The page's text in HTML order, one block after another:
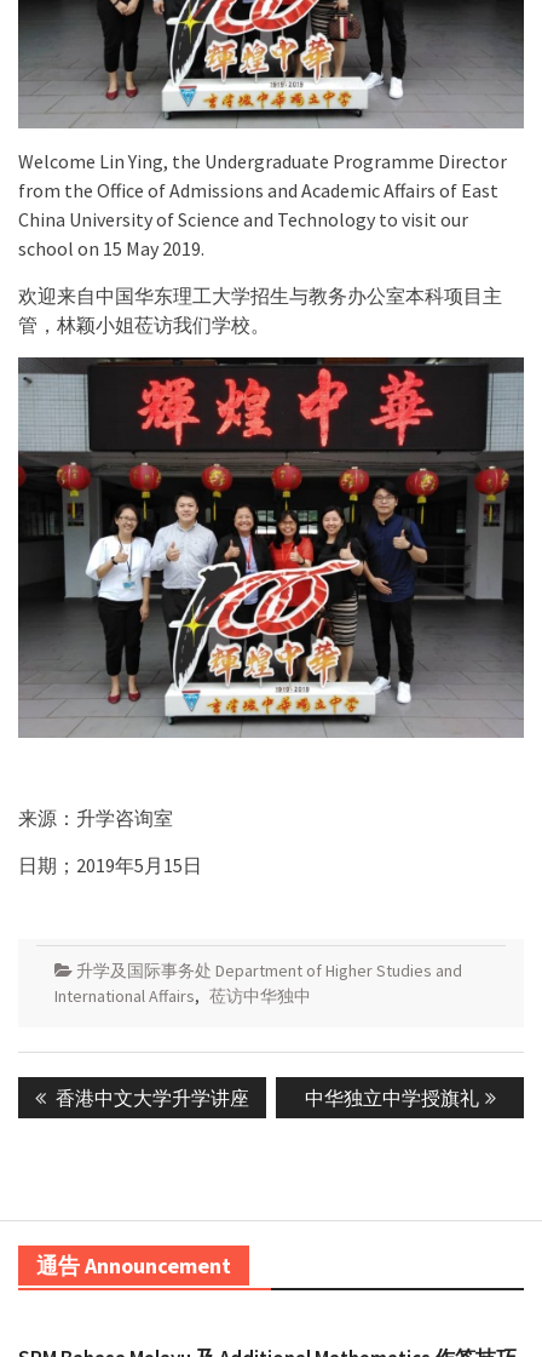
Welcome Lin Ying, the Undergraduate Programme Director
from the Office of Admissions and Academic Affairs of East
China University of Science and Technology to visit our
school on 15 May 2019.
欢迎来自中国华东理工大学招生与教务办公室本科项目主
管，林颖小姐莅访我们学校。
来源：升学咨询室
日期；2019年5月15日
升学及国际事务处 Department of Higher Studies and
International Affairs, 莅访中华独中
navigation
Previous
post:
香港中文大学升学讲座
Next
post:
中华独立中学授旗礼
通告 Announcement